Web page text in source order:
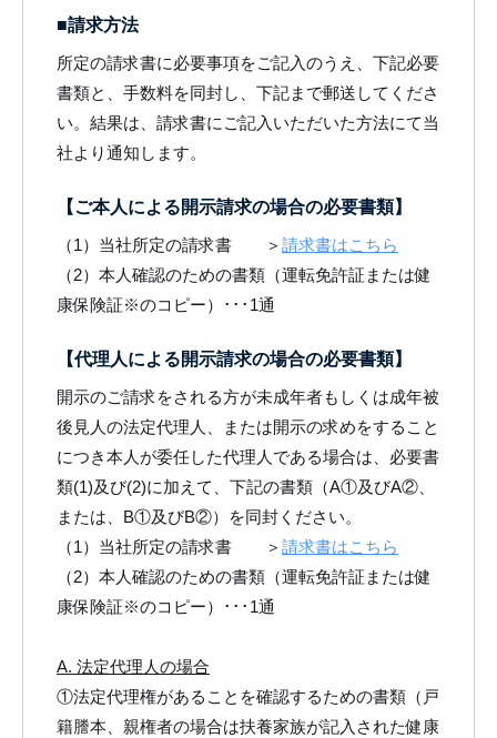
■請求方法
所定の請求書に必要事項をご記入のうえ、下記必要
書類と、手数料を同封し、下記まで郵送してくださ
い。結果は、請求書にご記入いただいた方法にて当
社より通知します。
【ご本人による開示請求の場合の必要書類】
（1）当社所定の請求書 ＞ 請求書はこちら
（2）本人確認のための書類（運転免許証または健
康保険証※のコピー）･･･1通
【代理人による開示請求の場合の必要書類】
開示のご請求をされる方が未成年者もしくは成年被
後見人の法定代理人、または開示の求めをすること
につき本人が委任した代理人である場合は、必要書
類(1)及び(2)に加えて、下記の書類（A①及びA②、
または、B①及びB②）を同封ください。
（1）当社所定の請求書 ＞ 請求書はこちら
（2）本人確認のための書類（運転免許証または健
康保険証※のコピー）･･･1通
A. 法定代理人の場合
①法定代理権があることを確認するための書類（戸
籍謄本、親権者の場合は扶養家族が記入された健康